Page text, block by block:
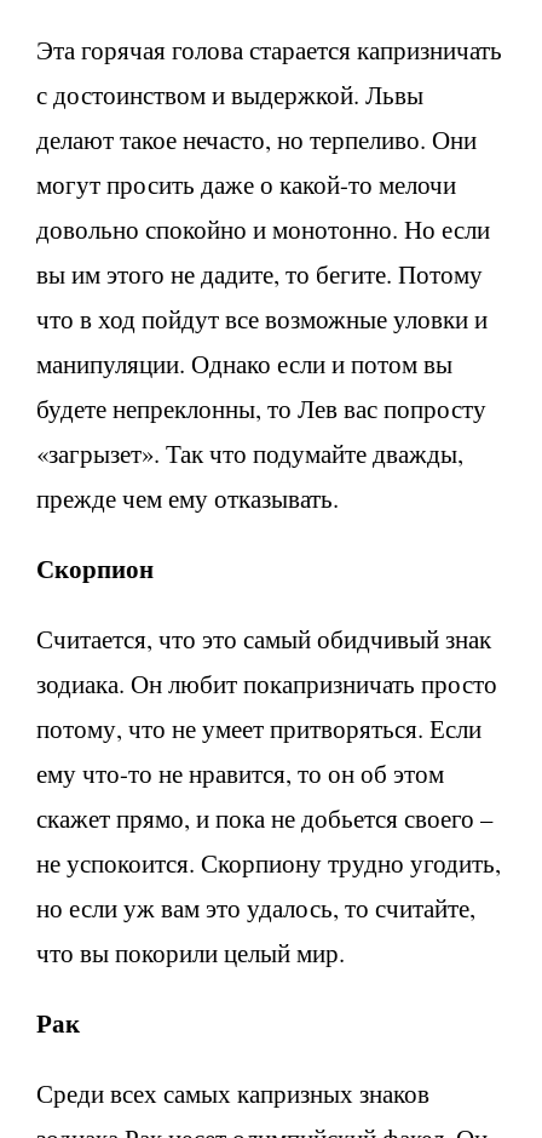
Эта горячая голова старается капризничать
с достоинством и выдержкой. Львы
делают такое нечасто, но терпеливо. Они
могут просить даже о какой-то мелочи
довольно спокойно и монотонно. Но если
вы им этого не дадите, то бегите. Потому
что в ход пойдут все возможные уловки и
манипуляции. Однако если и потом вы
будете непреклонны, то Лев вас попросту
«загрызет». Так что подумайте дважды,
прежде чем ему отказывать.
Скорпион
Считается, что это самый обидчивый знак
зодиака. Он любит покапризничать просто
потому, что не умеет притворяться. Если
ему что-то не нравится, то он об этом
скажет прямо, и пока не добьется своего –
не успокоится. Скорпиону трудно угодить,
но если уж вам это удалось, то считайте,
что вы покорили целый мир.
Рак
Среди всех самых капризных знаков